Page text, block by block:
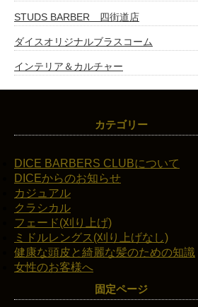
STUDS BARBER 四街道店
ダイスオリジナルブラスコーム
インテリア＆カルチャー
カテゴリー
DICE BARBERS CLUBについて
DICEからのお知らせ
カジュアル
クラシカル
フェード(刈り上げ)
ミドルレングス(刈り上げなし)
健康な頭皮と綺麗な髪のための知識
女性のお客様へ
固定ページ